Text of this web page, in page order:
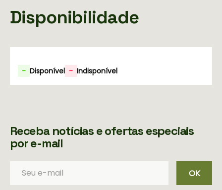
Disponibilidade
- Disponível - Indisponível
Receba notícias e ofertas especiais
por e-mail
OK